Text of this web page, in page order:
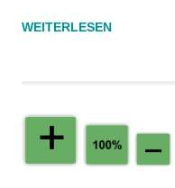
WEITERLESEN